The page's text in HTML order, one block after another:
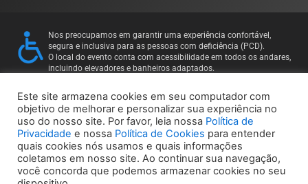
e
d
i
n
b
o
o
k
a
g
r
a
u
b
e
Nos preocupamos em garantir uma experiência confortável,
segura e inclusiva para as pessoas com deficiência (PCD).
O local do evento conta com acessibilidade em todos os andares,
incluindo elevadores e banheiros adaptados.
contato: 11 97169-5011
Política de Privacidade Política de Cookies
Este site armazena cookies em seu computador com
objetivo de melhorar e personalizar sua experiência no
uso do nosso site. Por favor, leia nossa Política de
Privacidade e nossa Política de Cookies para entender
quais cookies nós usamos e quais informações
coletamos em nosso site. Ao continuar sua navegação,
você concorda que podemos armazenar cookies no seu